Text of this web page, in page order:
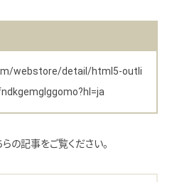
webstore/detail/html5-outli
の記事をご覧ください。